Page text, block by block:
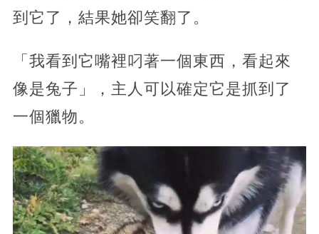
到它了，結果她卻笑翻了。
「我看到它嘴裡叼著一個東西，看起來
像是兔子」，主人可以確定它是抓到了
一個獵物。